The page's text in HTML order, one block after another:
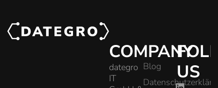
COMPANY
dategro
IT
Blog
US